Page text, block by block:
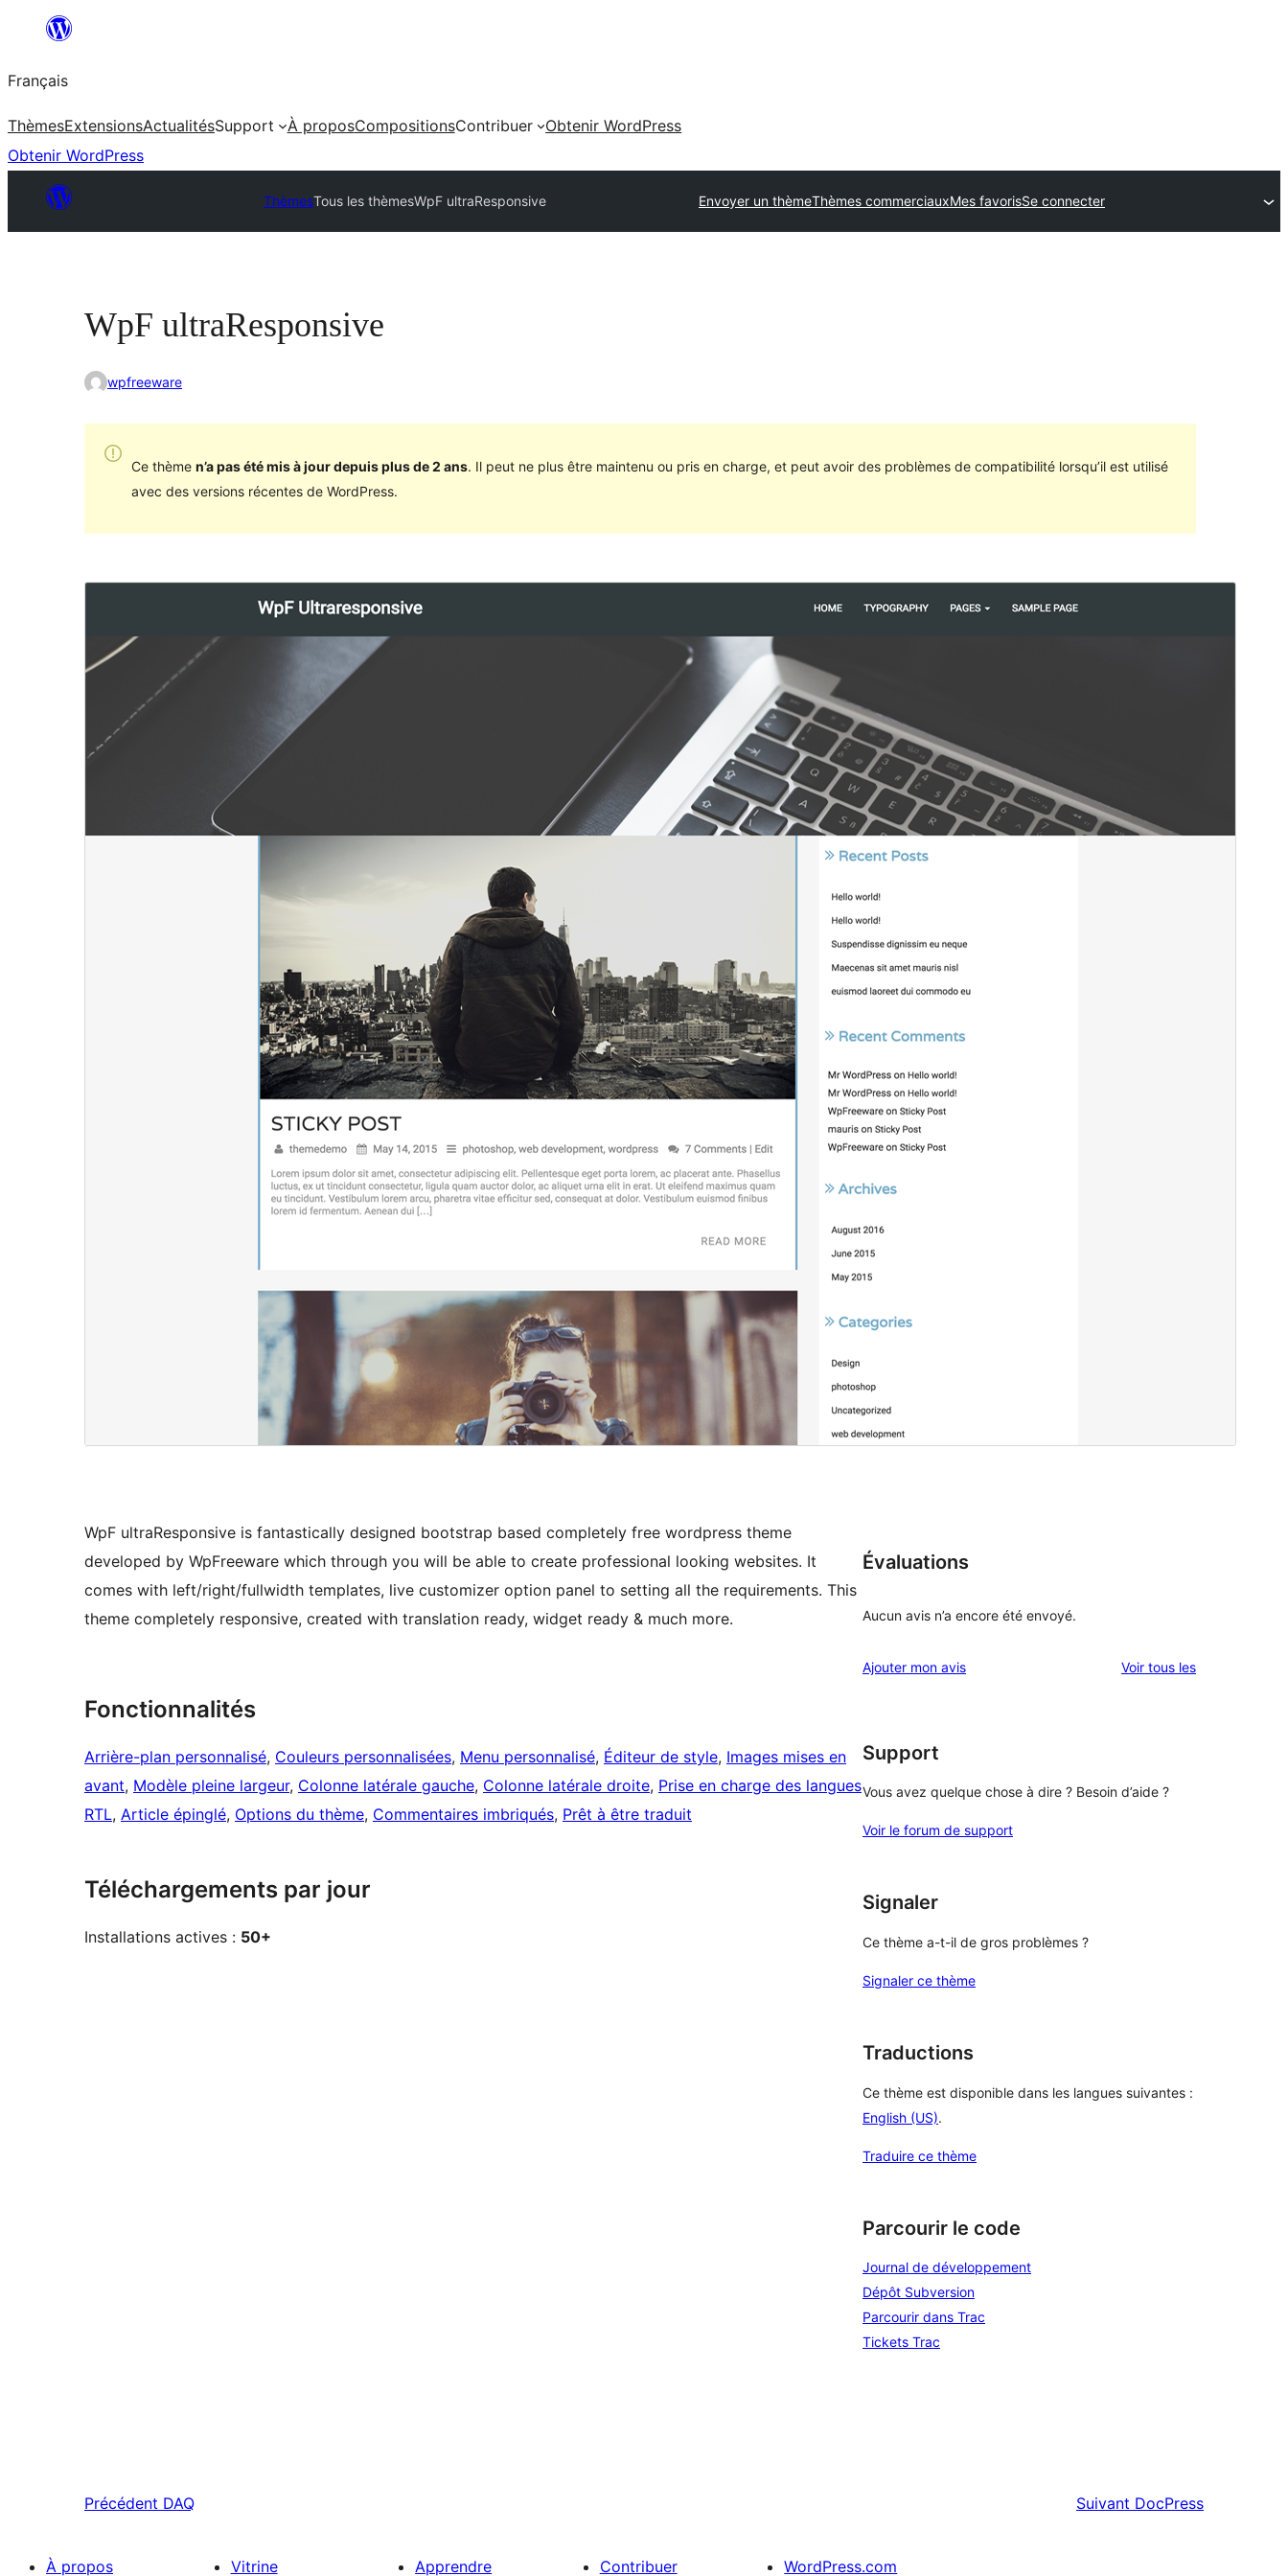
contenu
Français
ThèmesExtensionsActualitésSupport À proposCompositionsContribuer
Obtenir WordPress
Obtenir WordPress
ThèmesTous les thèmesWpF ultraResponsive Envoyer un thèmeThèmes commerciauxMes favorisSe connecter
WpF ultraResponsive
wpfreeware
Ce thème n’a pas été mis à jour depuis plus de 2 ans. Il peut ne plus être maintenu ou pris en charge, et peut avoir des problèmes de compatibilité lorsqu’il est utilisé
avec des versions récentes de WordPress.
Version de WordPress
Page d’accueil du thème
WpF ultraResponsive is fantastically designed bootstrap based completely free wordpress theme
developed by WpFreeware which through you will be able to create professional looking websites. It
comes with left/right/fullwidth templates, live customizer option panel to setting all the requirements. This
theme completely responsive, created with translation ready, widget ready & much more.
Fonctionnalités
Arrière-plan personnalisé, Couleurs personnalisées, Menu personnalisé, Éditeur de style, Images mises en
avant, Modèle pleine largeur, Colonne latérale gauche, Colonne latérale droite, Prise en charge des langues
RTL, Article épinglé, Options du thème, Commentaires imbriqués, Prêt à être traduit
Téléchargements par jour
Installations actives : 50+
Évaluations
Aucun avis n’a encore été envoyé.
Ajouter mon avis Voir tous lesavis
Support
Vous avez quelque chose à dire ? Besoin d’aide ?
Voir le forum de support
Signaler
Ce thème a-t-il de gros problèmes ?
Signaler ce thème
Traductions
Ce thème est disponible dans les langues suivantes :
English (US).
Traduire ce thème
Parcourir le code
Journal de développement
Dépôt Subversion
Parcourir dans Trac
Tickets Trac
Précédent DAQ Suivant DocPress
À propos Vitrine Apprendre Contribuer WordPress.com